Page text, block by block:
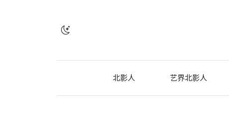
北影人 艺界北影人